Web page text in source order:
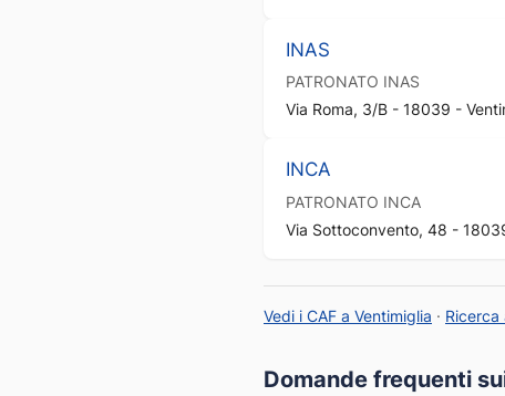
INAS
PATRONATO INAS
Via Roma, 3/B - 18039 -
INCA
PATRONATO INCA
Via Sottoconvento, 48 -
Vedi i CAF a Ventimiglia · Ricerca
Domande frequenti